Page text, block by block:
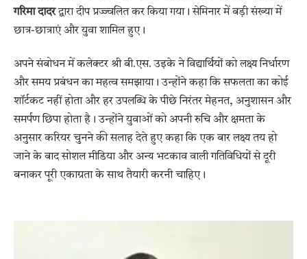
गरिमा दादरद्वारा दीप प्रज्ज्वलित कर किया गया। सेमिनार में बड़ी संख्या में
छात्र-छात्राएं और युवा शामिल हुए।
अपने संबोधन में कलेक्टर श्री बी.एस. उइके ने विद्यार्थियों को लक्ष्य निर्धारण
और समय प्रबंधन का महत्व समझाया। उन्होंने कहा कि सफलता का कोई
शॉर्टकट नहीं होता और हर उपलब्धि के पीछे निरंतर मेहनत, अनुशासन और
समर्पण छिपा होता है। उन्होंने युवाओं को अपनी रुचि और क्षमता के
अनुसार करियर चुनने की सलाह देते हुए कहा कि एक बार लक्ष्य तय हो
जाने के बाद सोशल मीडिया और अन्य भटकाव वाली गतिविधियों से दूरी
बनाकर पूरी एकाग्रता के साथ तैयारी करनी चाहिए।